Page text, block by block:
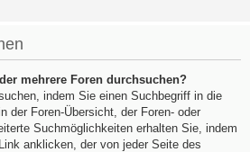
mehrere Foren durchsuchen?
indem Sie einen Suchbegriff in die
der Foren-Übersicht, der Foren- oder
Suchmöglichkeiten erhalten Sie, indem
anklicken, der von jeder Seite des